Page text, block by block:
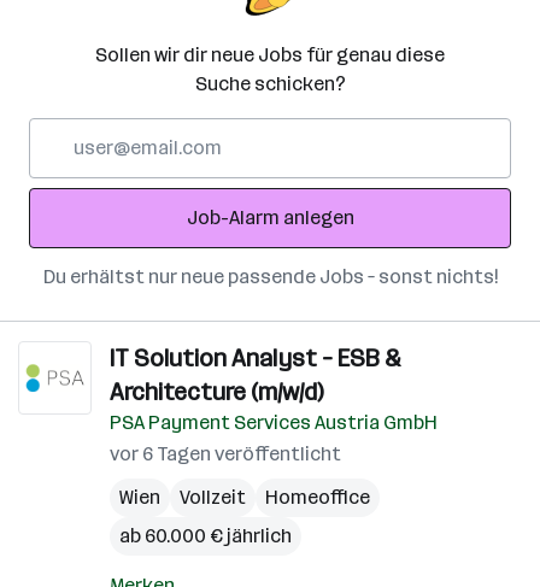
Sollen wir dir neue Jobs für genau diese
Suche schicken?
Adresse
Job-Alarm anlegen
Du erhältst nur neue passende Jobs – sonst nichts!
IT Solution Analyst – ESB &
Architecture (m/w/d)
PSA Payment Services Austria GmbH
vor 6 Tagen veröffentlicht
Wien
Vollzeit
Homeoffice
ab 60.000 € jährlich